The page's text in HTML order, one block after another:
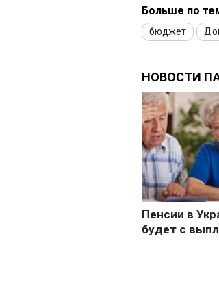
Больше по
бюджет